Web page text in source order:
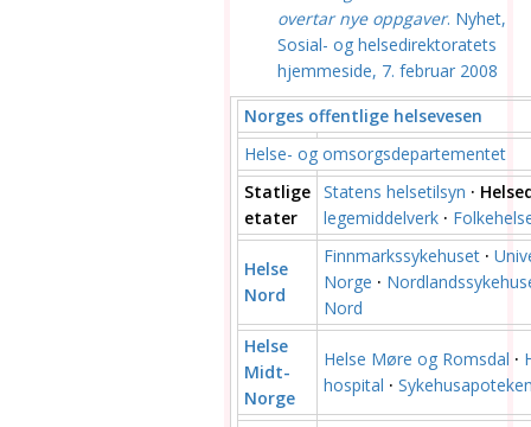
overtar nye oppgaver. Nyhet,
Sosial- og helsedirektoratets
hjemmeside, 7. februar 2008
Norges offentlige helsevesen
Helse- og omsorgsdepartementet
Statlige
etater
Statens helsetilsyn ·
legemiddelverk ·
Helse
Nord
Finnmarkssykehuset ·
Norge ·
Nord
Helse
Midt-
Norge
Helse Møre og Romsdal ·
hospital ·